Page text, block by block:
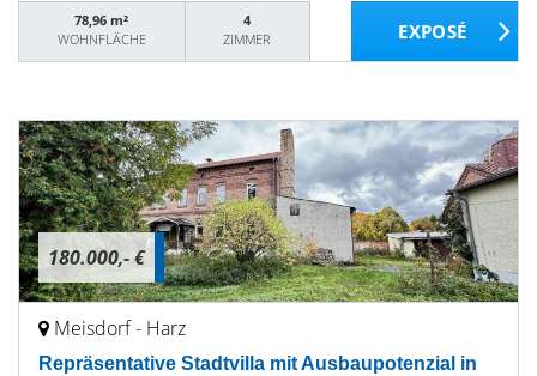
78,96 m²
WOHNFLÄCHE
4
ZIMMER
180.000,- €
Meisdorf - Harz
Repräsentative Stadtvilla mit Ausbaupotenzial in